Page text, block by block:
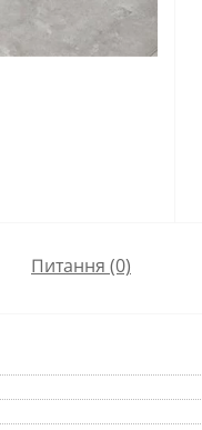
Питання (0)